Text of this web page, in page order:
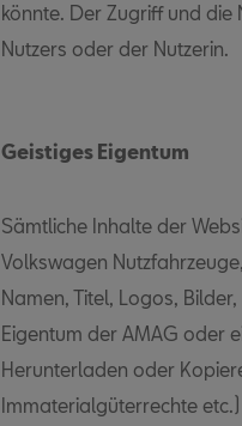
könnte. Der Zugriff und
Nutzers oder der Nutzerin.
Geistiges Eigentum
Sämtliche Inhalte der
Volkswagen
Namen, Titel, Logos,
Eigentum der AMAG oder
Herunterladen oder
Immaterialgüterrechte